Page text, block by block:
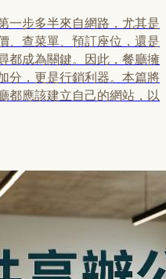
一步多半來自網路，尤其是
、查菜單、預訂座位，還是
都成為關鍵。因此，餐廳擁
分，更是行銷利器。本篇將
都應該建立自己的網站，以